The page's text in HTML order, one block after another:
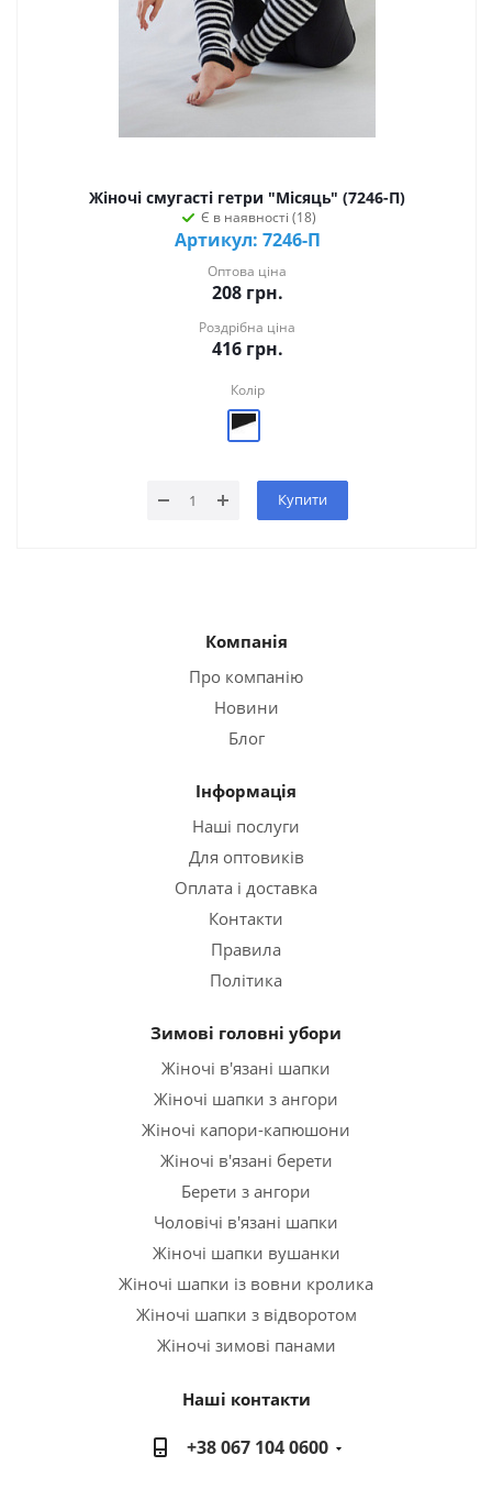
Жіночі смугасті гетри "Місяць" (7246-П)
Є в наявності (18)
Артикул: 7246-П
Оптова ціна
208грн.
Роздрібна ціна
416грн.
Колір
Купити
Компанія
Про компанію
Новини
Блог
Інформація
Наші послуги
Для оптовиків
Оплата і доставка
Контакти
Правила
Політика
Зимові головні убори
Жіночі в'язані шапки
Жіночі шапки з ангори
Жіночі капори-капюшони
Жіночі в'язані берети
Берети з ангори
Чоловічі в'язані шапки
Жіночі шапки вушанки
Жіночі шапки із вовни кролика
Жіночі шапки з відворотом
Жіночі зимові панами
Наші контакти
+38 067 104 0600